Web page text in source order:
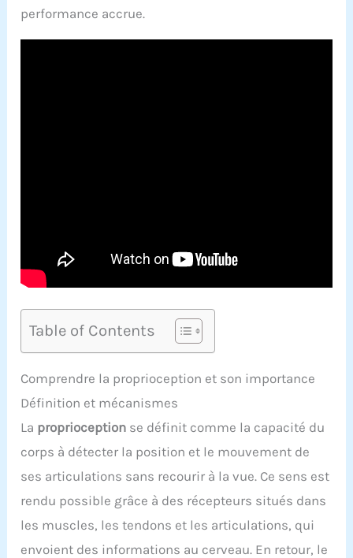
performance accrue.
Table of Contents
Comprendre la proprioception et son importance
Définition et mécanismes
La proprioception se définit comme la capacité du
corps à détecter la position et le mouvement de
ses articulations sans recourir à la vue. Ce sens est
rendu possible grâce à des récepteurs situés dans
les muscles, les tendons et les articulations, qui
envoient des informations au cerveau. En retour, le